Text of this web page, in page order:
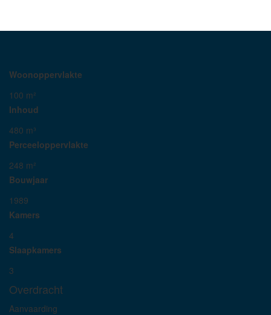
Woonoppervlakte
100 m²
Inhoud
480 m³
Perceeloppervlakte
248 m²
Bouwjaar
1989
Kamers
4
Slaapkamers
3
Overdracht
Aanvaarding